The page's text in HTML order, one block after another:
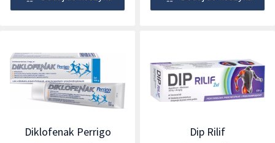
Diklofenak Perrigo Dip Rilif